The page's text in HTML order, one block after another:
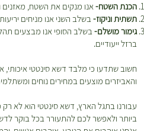
הכנת השטח-אנו מנקים את השטח, מאזנים
תשתית וניקוז-בשלב השני אנו מניחים
גימור מושלם-בשלב הסופי אנו מבצעים
ברזל ייעודיים.
חשוב שתדעו כי מלבד דשא סינטטי
והאביזרים מוצעים במחירים נוחים
עבורנו בתגל הארץ, דשא סינטטי הוא לא
ביותר ולאפשר לכם להתעורר בכל בוקר